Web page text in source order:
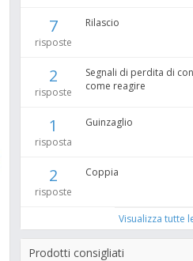
7
risposte
Rilascio
2
risposte
Segnali di perdita di
come reagire
1
risposta
Guinzaglio
2
risposte
Coppia
Visualizza tutte
Prodotti consigliati